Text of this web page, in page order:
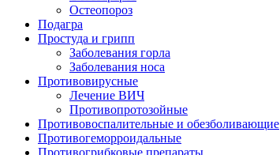
Остеопороз
Подагра
Простуда и грипп
Заболевания горла
Заболевания носа
Противовирусные
Лечение ВИЧ
Противопротозойные
Противовоспалительные и обезболивающие
Противогеморроидальные
Противогрибковые препараты